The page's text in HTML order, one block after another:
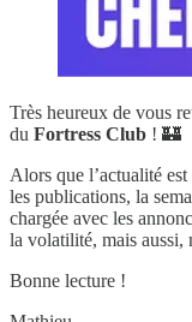
Très heureux de vous
du Fortress Club ! 🏰
Alors que l’actualité
les publications, la
chargée avec les
la volatilité, mais aussi,
Bonne lecture !